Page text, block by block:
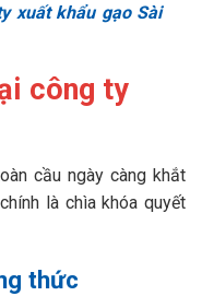
xuất khẩu gạo Sài
công ty
cầu ngày càng khắt
là chìa khóa quyết
thức